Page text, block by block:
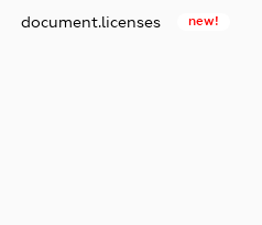
document.licenses new!